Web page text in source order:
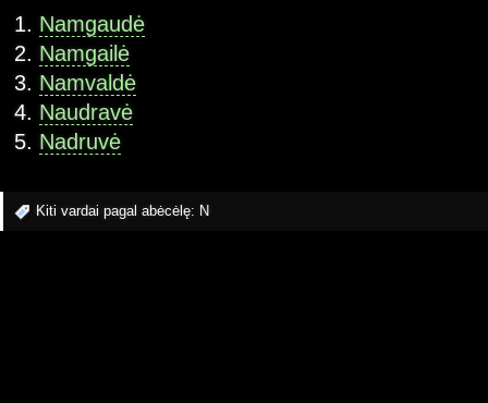
Namgaudė
Namgailė
Namvaldė
Naudravė
Nadruvė
Kiti vardai pagal abėcėlę: N